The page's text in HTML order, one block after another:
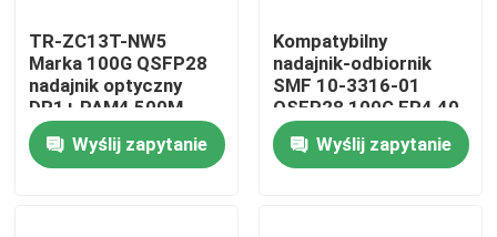
Dom
TR-ZC13T-NW5
Marka 100G QSFP28
nadajnik optyczny
DR1+ PAM4 500M
Wyślij zapytanie
Kompatybilny
nadajnik-odbiornik
SMF 10-3316-01
QSFP28 100G ER4 40
km
Wyślij zapytanie